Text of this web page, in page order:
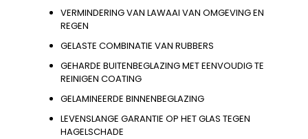
VERMINDERING VAN LAWAAI VAN OMGEVING EN
REGEN
GELASTE COMBINATIE VAN RUBBERS
GEHARDE BUITENBEGLAZING MET EENVOUDIG TE
REINIGEN COATING
GELAMINEERDE BINNENBEGLAZING
LEVENSLANGE GARANTIE OP HET GLAS TEGEN
HAGELSCHADE